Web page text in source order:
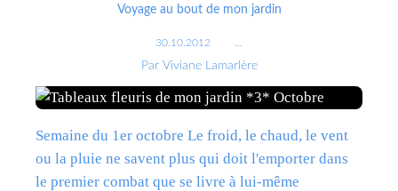
Voyage au bout de mon jardin
30.10.2012
Par Viviane Lamarlère
Semaine du 1er octobre Le froid, le chaud, le vent
ou la pluie ne savent plus qui doit l'emporter dans
le premier combat que se livre à lui-même